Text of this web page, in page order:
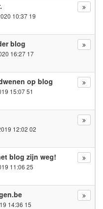
10:37 19
blog
16:27 17
op blog
15:07 51
12:02 02
blog zijn weg!
11:06 25
14:36 15